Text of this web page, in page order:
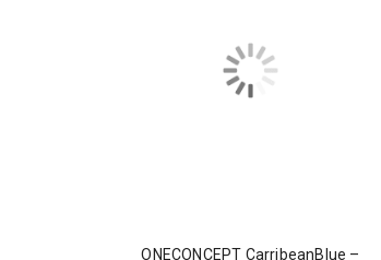
ONECONCEPT CarribeanBlue –